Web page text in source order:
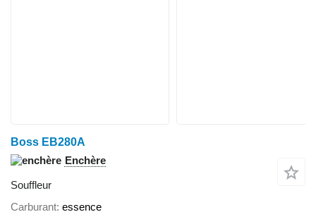
Boss EB280A
Enchère
Souffleur
Carburant essence